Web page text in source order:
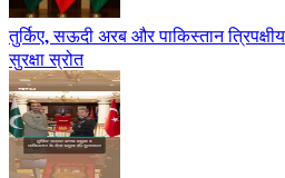
तुर्किए, सऊदी अरब और पाकिस्तान
सुरक्षा स्रोत